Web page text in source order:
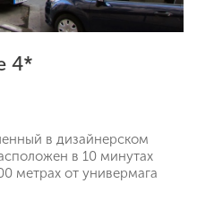
4*
в дизайнерском
в 10 минутах
метрах от универмага